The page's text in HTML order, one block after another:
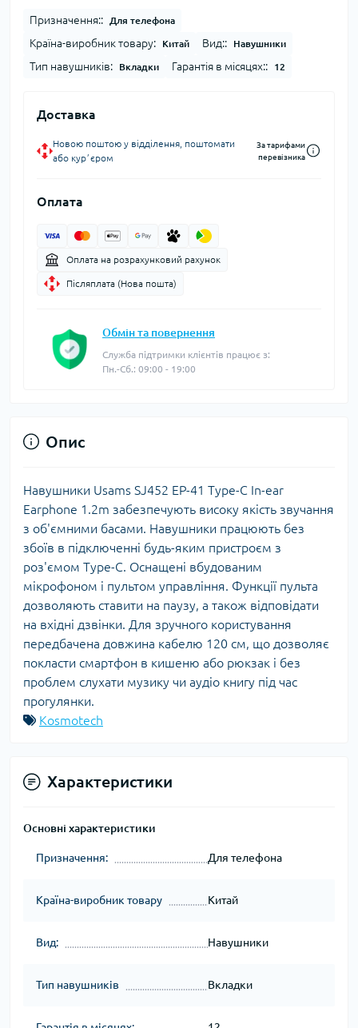
Призначення:: Для телефона
Країна-виробник товару: Китай Вид:: Навушники
Тип навушників: Вкладки Гарантія в місяцях:: 12
Доставка
Новою поштою у відділення, поштомати
або курʼєром
За тарифами
перевізника
Оплата
Оплата на розрахунковий рахунок
Післяплата (Нова пошта)
Обмін та повернення
Служба підтримки клієнтів працює з:
Пн.-Сб.: 09:00 - 19:00
Опис
Навушники Usams SJ452 EP-41 Type-C In-ear
Earphone 1.2m забезпечують високу якість звучання
з об'ємними басами. Навушники працюють без
збоїв в підключенні будь-яким пристроєм з
роз'ємом Type-C. Оснащені вбудованим
мікрофоном і пультом управління. Функції пульта
дозволяють ставити на паузу, а також відповідати
на вхідні дзвінки. Для зручного користування
передбачена довжина кабелю 120 см, що дозволяє
покласти смартфон в кишеню або рюкзак і без
проблем слухати музику чи аудіо книгу під час
прогулянки.
Kosmotech
Характеристики
Основні характеристики
Призначення: Для телефона
Країна-виробник товару Китай
Вид: Навушники
Тип навушників Вкладки